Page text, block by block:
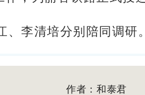
李清培分别陪同调研
作者：和泰君